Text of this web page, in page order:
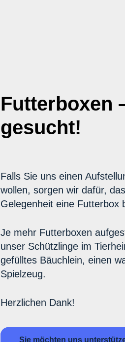
Futterboxen
gesucht!
Falls Sie uns einen
wollen, sorgen wir dafür,
Gelegenheit eine Futterbox
Je mehr Futterboxen
unser Schützlinge im
gefülltes Bäuchlein, einen
Spielzeug.
Herzlichen Dank!
Sie möchten uns